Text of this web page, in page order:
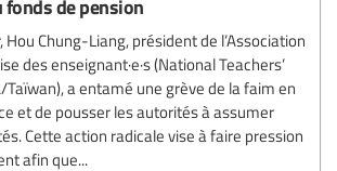
de pension
Hou Chung-Liang, président de l’Association
des enseignant·e·s (National Teachers’
Taïwan), a entamé une grève de la faim en
et de pousser les autorités à assumer
Cette action radicale vise à faire pression
afin que...